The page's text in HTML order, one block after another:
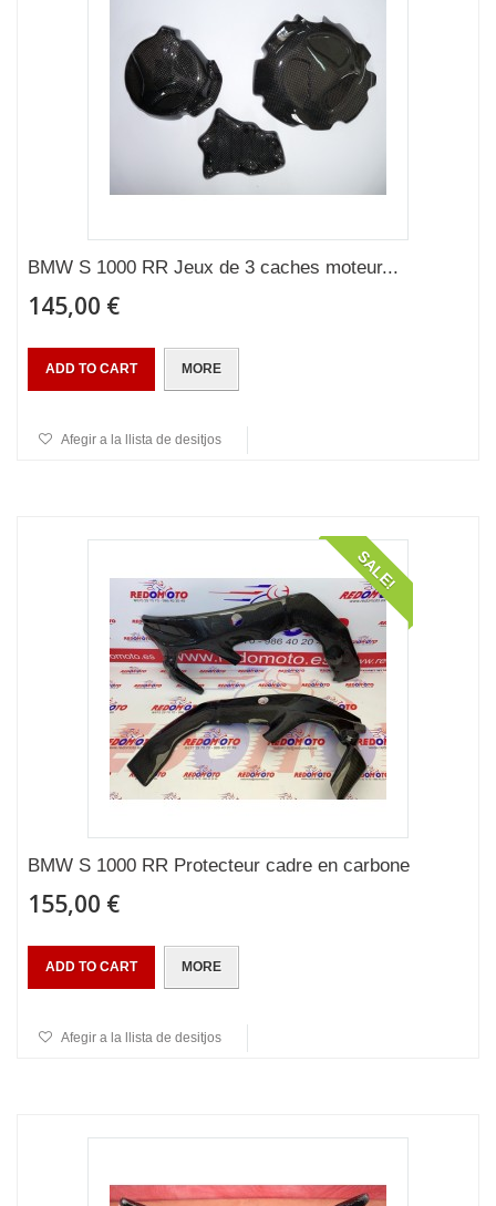
BMW S 1000 RR Jeux de 3 caches moteur...
145,00 €
ADD TO CART MORE
Afegir a la llista de desitjos
SALE!
BMW S 1000 RR Protecteur cadre en carbone
155,00 €
ADD TO CART MORE
Afegir a la llista de desitjos